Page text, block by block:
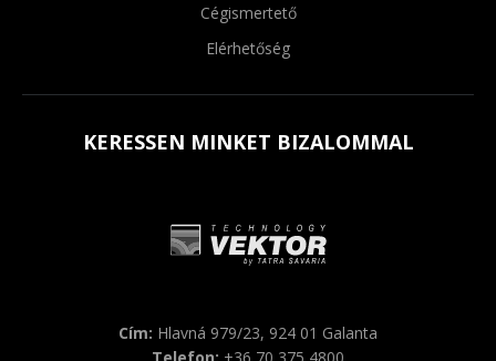
Cégismertető
Elérhetőség
KERESSEN MINKET BIZALOMMAL
Cím: Hlavná 979/23, 924 01 Galanta